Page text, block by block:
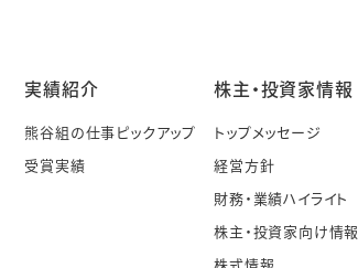
実績紹介
熊谷組の仕事ピックアップ
受賞実績
株主・投資家情報
トップメッセージ
経営方針
財務・業績ハイライト
株主・投資家向け情報